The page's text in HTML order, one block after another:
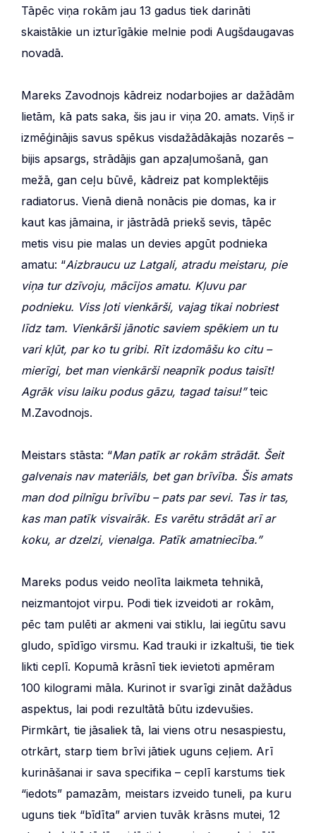
Tāpēc viņa rokām jau 13 gadus tiek darināti
skaistākie un izturīgākie melnie podi Augšdaugavas
novadā.
Mareks Zavodnojs kādreiz nodarbojies ar dažādām
lietām, kā pats saka, šis jau ir viņa 20. amats. Viņš ir
izmēģinājis savus spēkus visdažādākajās nozarēs –
bijis apsargs, strādājis gan apzaļumošanā, gan
mežā, gan ceļu būvē, kādreiz pat komplektējis
radiatorus. Vienā dienā nonācis pie domas, ka ir
kaut kas jāmaina, ir jāstrādā priekš sevis, tāpēc
metis visu pie malas un devies apgūt podnieka
amatu: “Aizbraucu uz Latgali, atradu meistaru, pie
viņa tur dzīvoju, mācījos amatu. Kļuvu par
podnieku. Viss ļoti vienkārši, vajag tikai nobriest
līdz tam. Vienkārši jānotic saviem spēkiem un tu
vari kļūt, par ko tu gribi. Rīt izdomāšu ko citu –
mierīgi, bet man vienkārši neapnīk podus taisīt!
Agrāk visu laiku podus gāzu, tagad taisu!”teic
M.Zavodnojs.
Meistars stāsta: “Man patīk ar rokām strādāt. Šeit
galvenais nav materiāls, bet gan brīvība. Šis amats
man dod pilnīgu brīvību – pats par sevi. Tas ir tas,
kas man patīk visvairāk. Es varētu strādāt arī ar
koku, ar dzelzi, vienalga. Patīk amatniecība.”
Mareks podus veido neolīta laikmeta tehnikā,
neizmantojot virpu. Podi tiek izveidoti ar rokām,
pēc tam pulēti ar akmeni vai stiklu, lai iegūtu savu
gludo, spīdīgo virsmu. Kad trauki ir izkaltuši, tie tiek
likti ceplī. Kopumā krāsnī tiek ievietoti apmēram
100 kilogrami māla. Kurinot ir svarīgi zināt dažādus
aspektus, lai podi rezultātā būtu izdevušies.
Pirmkārt, tie jāsaliek tā, lai viens otru nesaspiestu,
otrkārt, starp tiem brīvi jātiek uguns ceļiem. Arī
kurināšanai ir sava specifika – ceplī karstums tiek
“iedots” pamazām, meistars izveido tuneli, pa kuru
uguns tiek “bīdīta” arvien tuvāk krāsns mutei, 12